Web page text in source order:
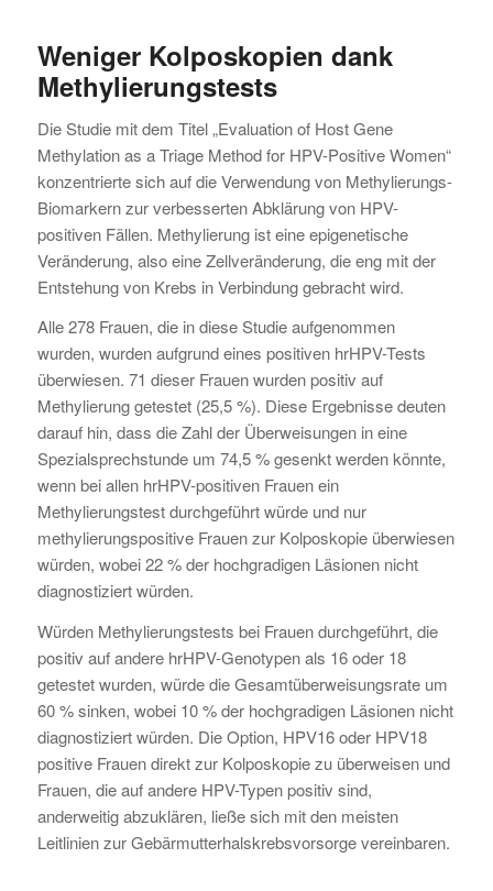
Weniger Kolposkopien dank
Methylierungstests
Die Studie mit dem Titel „Evaluation of Host Gene
Methylation as a Triage Method for HPV-Positive Women“
konzentrierte sich auf die Verwendung von Methylierungs-
Biomarkern zur verbesserten Abklärung von HPV-
positiven Fällen. Methylierung ist eine epigenetische
Veränderung, also eine Zellveränderung, die eng mit der
Entstehung von Krebs in Verbindung gebracht wird.
Alle 278 Frauen, die in diese Studie aufgenommen
wurden, wurden aufgrund eines positiven hrHPV-Tests
überwiesen. 71 dieser Frauen wurden positiv auf
Methylierung getestet (25,5 %). Diese Ergebnisse deuten
darauf hin, dass die Zahl der Überweisungen in eine
Spezialsprechstunde um 74,5 % gesenkt werden könnte,
wenn bei allen hrHPV-positiven Frauen ein
Methylierungstest durchgeführt würde und nur
methylierungspositive Frauen zur Kolposkopie überwiesen
würden, wobei 22 % der hochgradigen Läsionen nicht
diagnostiziert würden.
Würden Methylierungstests bei Frauen durchgeführt, die
positiv auf andere hrHPV-Genotypen als 16 oder 18
getestet wurden, würde die Gesamtüberweisungsrate um
60 % sinken, wobei 10 % der hochgradigen Läsionen nicht
diagnostiziert würden. Die Option, HPV16 oder HPV18
positive Frauen direkt zur Kolposkopie zu überweisen und
Frauen, die auf andere HPV-Typen positiv sind,
anderweitig abzuklären, ließe sich mit den meisten
Leitlinien zur Gebärmutterhalskrebsvorsorge vereinbaren.